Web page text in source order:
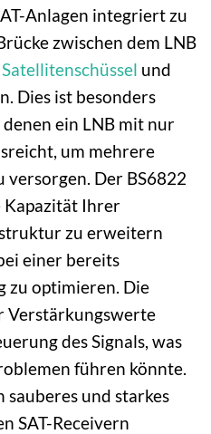
Anlagen integriert zu
zwischen dem LNB
Satellitenschüssel und
Dies ist besonders
ein LNB mit nur
um mehrere
versorgen. Der BS6822
Kapazität Ihrer
zu erweitern
einer bereits
zu optimieren. Die
Verstärkungswerte
des Signals, was
führen könnte.
und starkes
SAT-Receivern